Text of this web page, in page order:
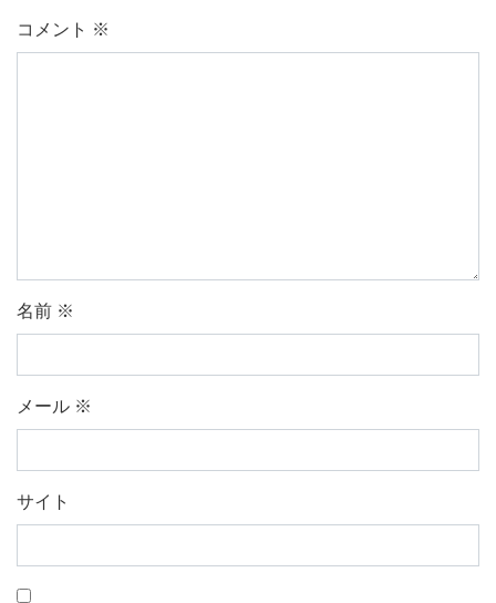
コメント ※
名前 ※
メール ※
サイト